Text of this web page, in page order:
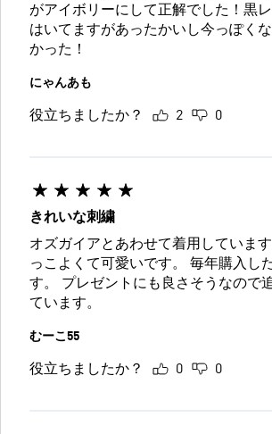
がアイボリーにして正解でした！黒
はいてますがあったかいし今っぽく
かった！
にゃんあも
役立ちましたか？ 2 0
きれいな刺繍
オズガイアとあわせて着用していま
っこよくて可愛いです。 毎年購入し
す。 プレゼントにも良さそうなので
ています。
むーこ55
役立ちましたか？ 0 0